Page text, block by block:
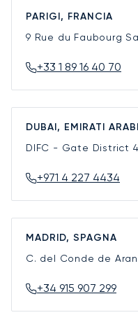
PARIGI, FRANCIA
9 Rue du Faubourg
+33 1 89 16 40 70
DUBAI, EMIRATI
DIFC - Gate District
+971 4 227 4434
MADRID, SPAGNA
C. del Conde de
+34 915 907 299